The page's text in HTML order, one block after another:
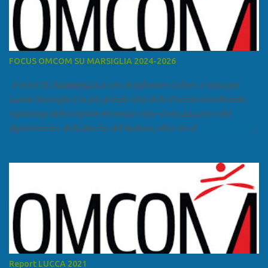
FOCUS OMCOM SU MARSIGLIA 2024-2026
FOCUS SU MARSIGLIA A cura di Salvatore Calleri e Giuseppe
Lumia Marsiglia è la più grande città della Francia meridionale,
capoluogo della regione Provenza-Alpi-Costa Azzurra e del
dipartimento delle Bocche del Rodano, oltre che il
come area metropolitana. Studiare quanto succede a Marsiglia è
molto importante per la geopolitica narcomafiosa perché
Marsiglia ha il porto in asse con la Corsica, Genova, Livorno e
Napoli e le banlieu gemellate con le periferie milanesi. Secondo il
rapporto della DCSA è uno dei principali scali del narcotraffico dal
sudamerica, in particolare Ecuador e Cile. Marsiglia è una città
multietnica, con un 40 per cento di islamici e nonostante questo e
Report LUCCA 2021